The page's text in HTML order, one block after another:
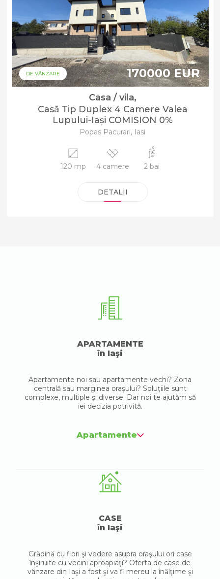
DE VÂNZARE 170000 EUR
Casa / vila,
Casă Tip Duplex 4 Camere Valea
Lupului-Iași COMISION 0%
Popas Pacurari, Iasi
120 mp 4 camere 2 bai
DETALII
APARTAMENTE
în Iaşi
Apartamente noi sau apartamente vechi? Zona
centrală sau marginea oraşului? Soluţiile sunt
complexe, multiple şi diverse. Dar noi te ajutăm să
iei decizia potrivită.
Apartamente
CASE
în Iaşi
Grădină cu flori şi vedere asupra oraşului ori case
înşiruite cu vecini aproapiaţi? Oferta de case de
vânzare din Iaşi a fost şi va fi mereu la înălţime şi